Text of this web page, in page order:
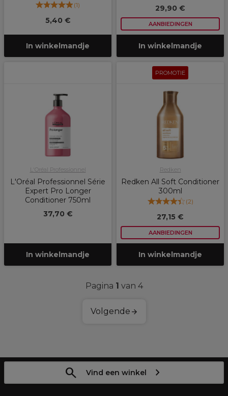
(1)
5,40 €
In winkelmandje
29,90 €
AANBIEDINGEN
In winkelmandje
L'Oréal Professionnel
L'Oréal Professionnel Série
Expert Pro Longer
Conditioner 750ml
37,70 €
In winkelmandje
PROMOTIE
Redken
Redken All Soft Conditioner
300ml
(2)
27,15 €
AANBIEDINGEN
In winkelmandje
Pagina 1 van 4
Volgende
Vind een winkel